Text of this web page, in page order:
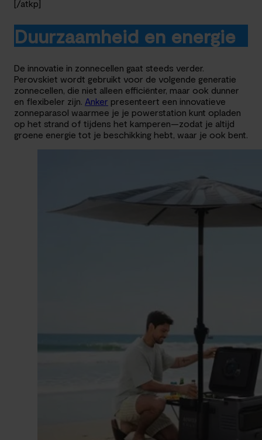
[/atkp]
Duurzaamheid en energie
De innovatie in zonnecellen gaat steeds verder.
Perovskiet wordt gebruikt voor de volgende generatie
zonnecellen, die niet alleen efficiënter, maar ook dunner
en flexibeler zijn. Anker presenteert een innovatieve
zonneparasol waarmee je je powerstation kunt opladen
op het strand of tijdens het kamperen—zodat je altijd
groene energie tot je beschikking hebt, waar je ook bent.